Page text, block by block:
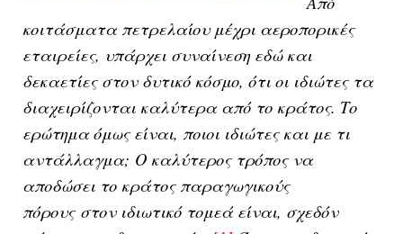
κοιτάσματα πετρελαίου μέχρι αεροπορικές
εταιρείες, υπάρχει συναίνεση εδώ και
δεκαετίες στον δυτικό κόσμο, ότι οι ιδιώτες τα
διαχειρίζονται καλύτερα από το κράτος. Το
ερώτημα όμως είναι, ποιοι ιδιώτες και με τι
αντάλλαγμα; Ο καλύτερος τρόπος να
αποδώσει το κράτος παραγωγικούς
πόρους στον ιδιωτικό τομεά είναι, σχεδόν